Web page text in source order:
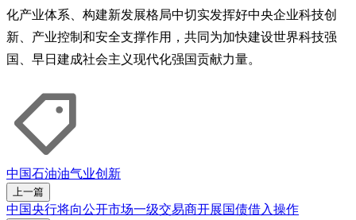
化产业体系、构建新发展格局中切实发挥好中央企业科技创
新、产业控制和安全支撑作用，共同为加快建设世界科技强
国、早日建成社会主义现代化强国贡献力量。
中国石油油气业创新
上一篇
中国央行将向公开市场一级交易商开展国债借入操作